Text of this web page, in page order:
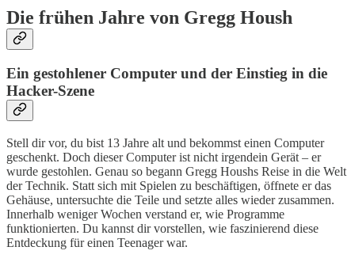
Die frühen Jahre von Gregg Housh
Ein gestohlener Computer und der Einstieg in die
Hacker-Szene
Stell dir vor, du bist 13 Jahre alt und bekommst einen Computer
geschenkt. Doch dieser Computer ist nicht irgendein Gerät – er
wurde gestohlen. Genau so begann Gregg Houshs Reise in die Welt
der Technik. Statt sich mit Spielen zu beschäftigen, öffnete er das
Gehäuse, untersuchte die Teile und setzte alles wieder zusammen.
Innerhalb weniger Wochen verstand er, wie Programme
funktionierten. Du kannst dir vorstellen, wie faszinierend diese
Entdeckung für einen Teenager war.